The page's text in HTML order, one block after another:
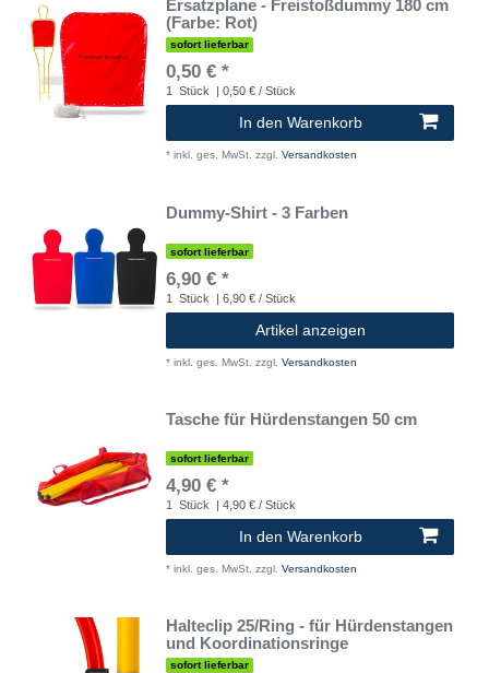
Ersatzplane - Freistoßdummy 180 cm
(Farbe: Rot)
sofort lieferbar
0,50 € *
1 Stück | 0,50 € / Stück
In den Warenkorb
* inkl. ges. MwSt. zzgl. Versandkosten
Dummy-Shirt - 3 Farben
sofort lieferbar
6,90 € *
1 Stück | 6,90 € / Stück
Artikel anzeigen
* inkl. ges. MwSt. zzgl. Versandkosten
Tasche für Hürdenstangen 50 cm
sofort lieferbar
4,90 € *
1 Stück | 4,90 € / Stück
In den Warenkorb
* inkl. ges. MwSt. zzgl. Versandkosten
Halteclip 25/Ring - für Hürdenstangen
und Koordinationsringe
sofort lieferbar